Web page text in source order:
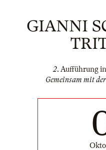
GIANNI
2. Aufführung
Gemeinsam mit